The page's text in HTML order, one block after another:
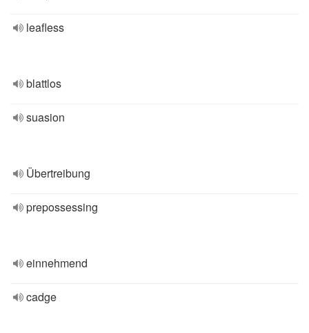
leafless
blattlos
suasion
Übertreibung
prepossessing
einnehmend
cadge